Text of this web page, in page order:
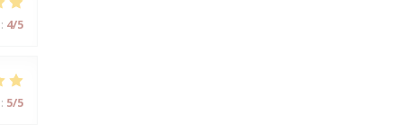
: 4/5
: 5/5